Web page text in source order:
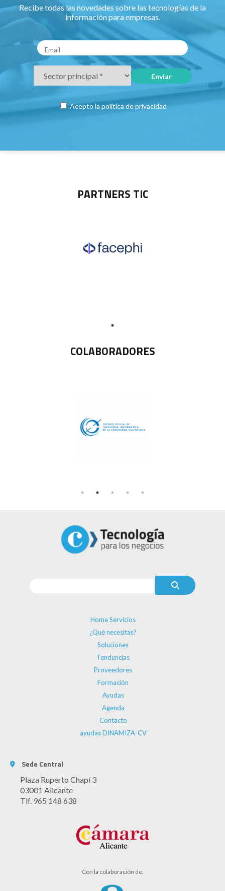
Recibe todas las novedades sobre las tecnologías de la
información para empresas.
Acepto la política de privacidad
PARTNERS TIC
COLABORADORES
Home Servicios
¿Qué necesitas?
Soluciones
Tendencias
Proveedores
Formación
Ayudas
Agenda
Contacto
ayudas DINAMIZA-CV
Sede Central
Plaza Ruperto Chapí 3
03001 Alicante
Tlf. 965 148 638
Con la colaboración de: